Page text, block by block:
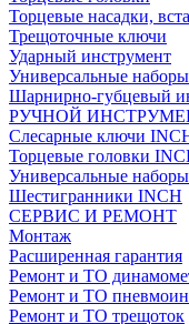
Торцевые насадки,
Трещоточные ключи
Ударный инструмент
Универсальные
Шарнирно-губцевый
РУЧНОЙ
Слесарные ключи
Торцевые головки
Универсальные
Шестигранники INCH
СЕРВИС И РЕМОНТ
Монтаж
Расширенная гарантия
Ремонт и ТО
Ремонт и ТО
Ремонт и ТО трещоток